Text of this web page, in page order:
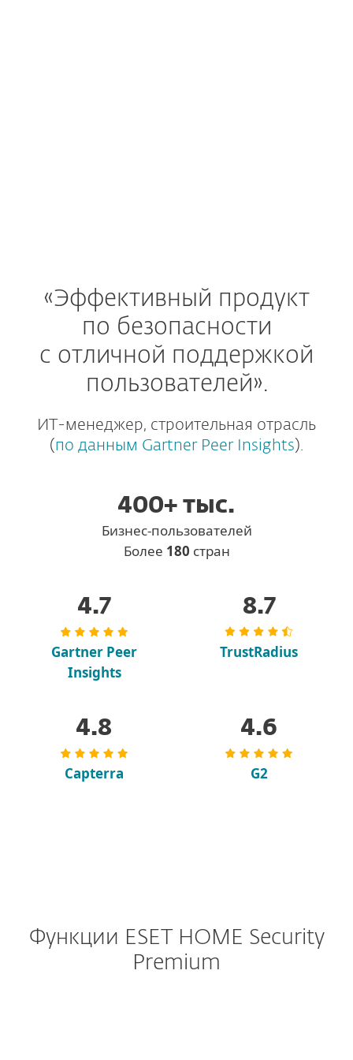
«Эффективный продукт
по безопасности
с отличной поддержкой
пользователей».
ИТ-менеджер, строительная отрасль
( по данным Gartner Peer Insights ).
400+ тыс.
Бизнес-пользователей
Более 180 стран
4.7
Gartner Peer
Insights
8.7
TrustRadius
4.8
Capterra
4.6
G2
Функции ESET HOME Security
Premium